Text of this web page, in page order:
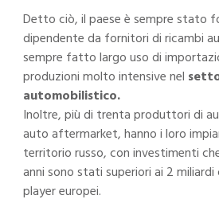
Detto ciò, il paese è sempre stato
dipendente da fornitori di ricambi
sempre fatto largo uso di
produzioni molto intensive nel
automobilistico.
Inoltre, più di trenta produttori di
auto aftermarket, hanno i loro
territorio russo, con investimenti
anni sono stati superiori ai 2
player europei.